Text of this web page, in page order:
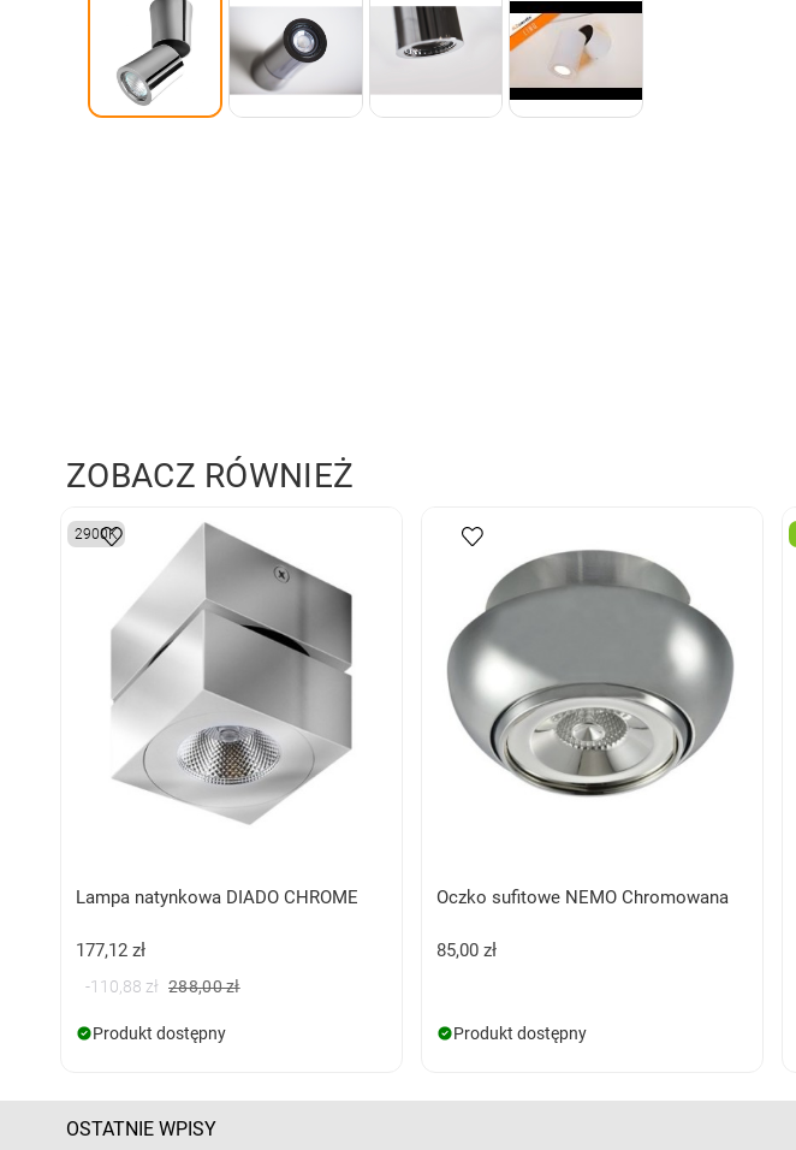
ZOBACZ RÓWNIEŻ
2900K
Lampa natynkowa DIADO CHROME
177,12 zł
-110,88 zł 288,00 zł
Produkt dostępny
Oczko sufitowe NEMO Chromowana
85,00 zł
Produkt dostępny
OSTATNIE WPISY